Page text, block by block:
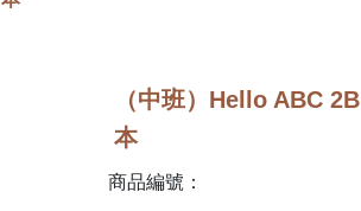
（中班）Hello ABC
本
商品編號：